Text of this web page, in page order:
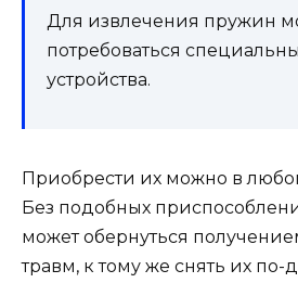
Для извлечения пружин
потребоваться
устройства.
Приобрести их можно в
Без подобных
может обернуться
травм, к тому же снять их по-